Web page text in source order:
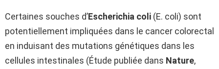
Certaines souches d’Escherichia coli (E. coli) sont
potentiellement impliquées dans le cancer colorectal
en induisant des mutations génétiques dans les
cellules intestinales (Étude publiée dans Nature,